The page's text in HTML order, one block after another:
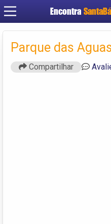
Encontra
Parque das
Compartilhar